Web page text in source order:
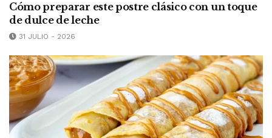
Cómo preparar este postre clásico con un toque
de dulce de leche
31 JULIO - 2026